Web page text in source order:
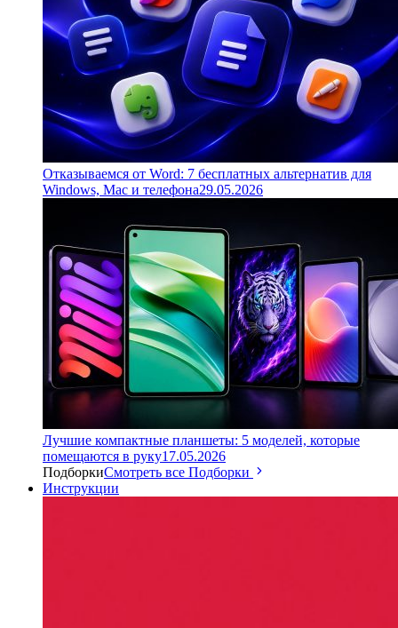
Отказываемся от Word: 7 бесплатных альтернатив для
Windows, Mac и телефона29.05.2026
Лучшие компактные планшеты: 5 моделей, которые
помещаются в руку17.05.2026
ПодборкиСмотреть все Подборки
Инструкции